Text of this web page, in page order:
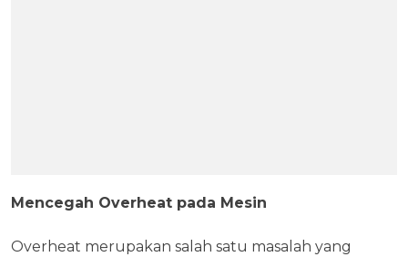
Mencegah Overheat pada Mesin
Overheat merupakan salah satu masalah yang